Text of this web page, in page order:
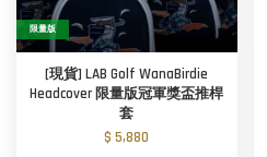
限量版
[現貨] LAB Golf WanaBirdie
Headcover 限量版冠軍獎盃推桿
套
$ 5,880